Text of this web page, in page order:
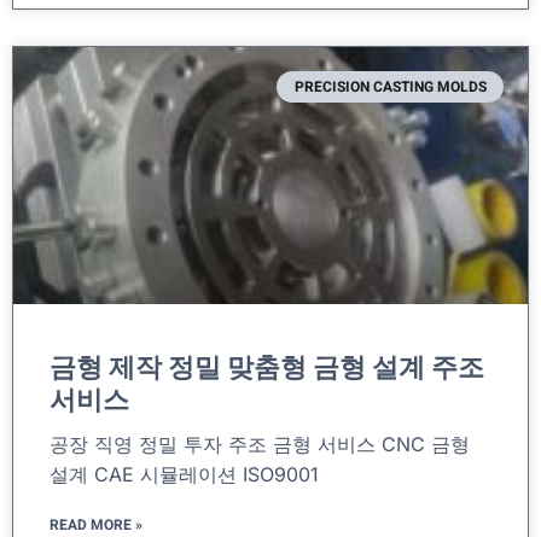
PRECISION CASTING MOLDS
금형 제작 정밀 맞춤형 금형 설계 주조
서비스
공장 직영 정밀 투자 주조 금형 서비스 CNC 금형
설계 CAE 시뮬레이션 ISO9001
READ MORE »